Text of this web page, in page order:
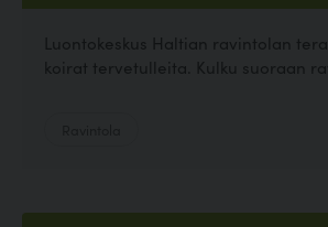
Luontokeskus Haltian ravintolan
koirat tervetulleita. Kulku suoraan